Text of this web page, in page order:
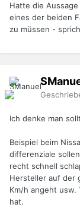
Hatte die
eines der beiden
zu müssen -
Ich denke man
Beispiel beim
differenziale
recht schnell
Hersteller auf der
Km/h angeht usw.
hat.